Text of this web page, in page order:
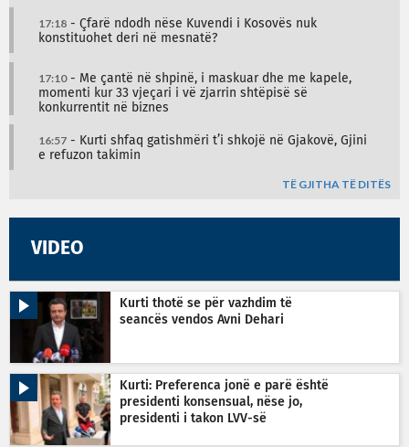
17:18 - Çfarë ndodh nëse Kuvendi i Kosovës nuk
konstituohet deri në mesnatë?
17:10- Me çantë në shpinë, i maskuar dhe me kapele,
momenti kur 33 vjeçari i vë zjarrin shtëpisë së
konkurrentit në biznes
16:57 - Kurti shfaq gatishmëri t’i shkojë në Gjakovë, Gjini
e refuzon takimin
TË GJITHA TË DITËS
VIDEO
Kurti thotë se për vazhdim të
seancës vendos Avni Dehari
Kurti: Preferenca jonë e parë është
presidenti konsensual, nëse jo,
presidenti i takon LVV-së